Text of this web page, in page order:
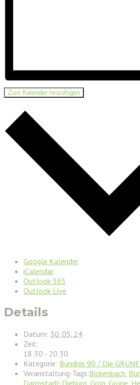
Zum Kalender hinzufügen
Google Kalender
iCalendar
Outlook 365
Outlook Live
Details
Datum: 30. 05. 24
Zeit:
18:30 - 20:30
Kategorie: Bündnis 90 / Die
Veranstaltung-Tags:Bickenbach,